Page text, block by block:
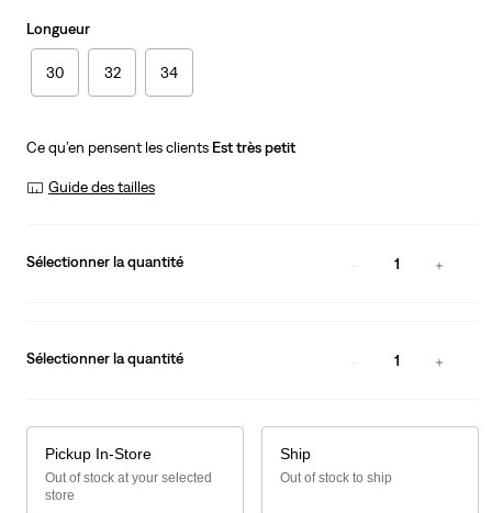
Longueur
30 32 34
Ce qu’en pensent les clients Est très petit
Guide des tailles
Sélectionner la quantité 1
Sélectionner la quantité 1
Pickup In-Store
Out of stock at your selected
store
Ship
Out of stock to ship